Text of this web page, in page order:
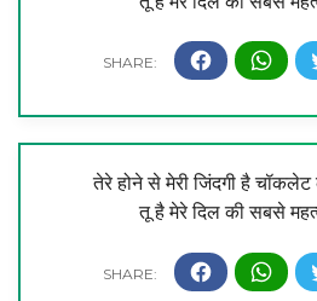
तेरे होने से मेरी जिंदगी है
तू है मेरे दिल की सबसे